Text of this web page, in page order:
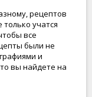
рецептов
учатся
все
были не
и
вы найдете на
шубой"